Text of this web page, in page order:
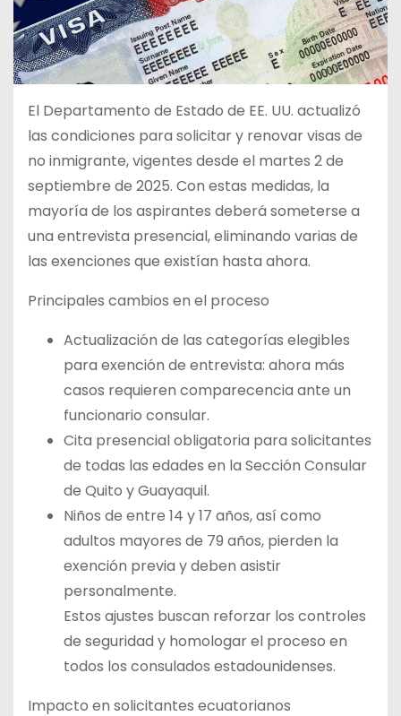
El Departamento de Estado de EE. UU. actualizó
las condiciones para solicitar y renovar visas de
no inmigrante, vigentes desde el martes 2 de
septiembre de 2025. Con estas medidas, la
mayoría de los aspirantes deberá someterse a
una entrevista presencial, eliminando varias de
las exenciones que existían hasta ahora.
Principales cambios en el proceso
Actualización de las categorías elegibles
para exención de entrevista: ahora más
casos requieren comparecencia ante un
funcionario consular.
Cita presencial obligatoria para solicitantes
de todas las edades en la Sección Consular
de Quito y Guayaquil.
Niños de entre 14 y 17 años, así como
adultos mayores de 79 años, pierden la
exención previa y deben asistir
personalmente.
Estos ajustes buscan reforzar los controles
de seguridad y homologar el proceso en
todos los consulados estadounidenses.
Impacto en solicitantes ecuatorianos